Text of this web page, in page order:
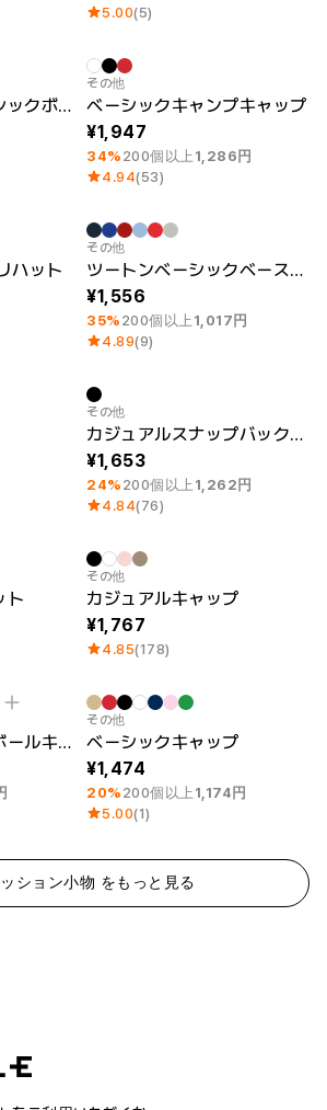
5.00(5)
エッジラインベーシックボールキャップ
最小注文数量 1個
その他
ベーシックキャンプキャップ
1,947
34% 200個以上 1,286円
4.94(53)
ハット
最小注文数量 1個
その他
ツートンベーシックベースボールキャップ
1,556
35% 200個以上 1,017円
4.89(9)
最小注文数量 1個
その他
カジュアルスナップバックキャップ
1,653
24% 200個以上 1,262円
4.84(76)
ト
その他
カジュアルキャップ
1,767
4.85(178)
ベーシックベースボールキャップ
最小注文数量 30個
その他
ベーシックキャップ
1,474
20% 200個以上 1,174円
5.00(1)
ション小物 をもっと見る